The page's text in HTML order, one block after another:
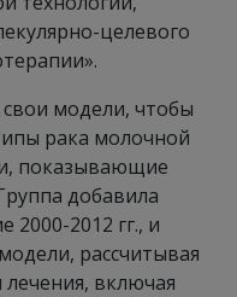
целевого
модели, чтобы
рака молочной
показывающие
добавила
2012 гг., и
рассчитывая
включая